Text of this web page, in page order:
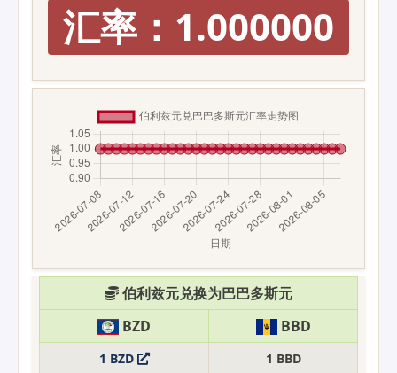
汇率：1.000000
伯利兹元兑换为巴巴多斯元
BZD
BBD
1 BZD
1 BBD